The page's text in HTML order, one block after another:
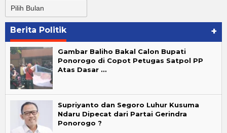
Berita
Berita Politik +
Gambar Baliho Bakal Calon Bupati
Ponorogo di Copot Petugas Satpol PP
Atas Dasar …
Supriyanto dan Segoro Luhur Kusuma
Ndaru Dipecat dari Partai Gerindra
Ponorogo ?